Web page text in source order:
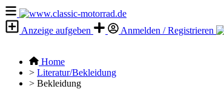
Anzeige aufgeben Anmelden / Registrieren
Home
> Literatur/Bekleidung
> Bekleidung